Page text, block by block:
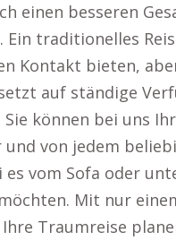
einen besseren
Ein traditionelles
Kontakt bieten,
auf ständige
können bei uns
und von jedem
es vom Sofa oder
Mit nur
Ihre Traumreise